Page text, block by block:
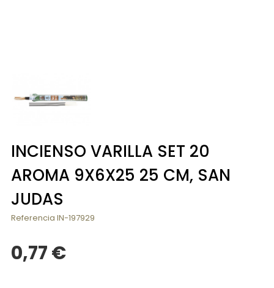
INCIENSO VARILLA SET 20
AROMA 9X6X25 25 CM, SAN
JUDAS
Referencia IN-197929
0,77 €